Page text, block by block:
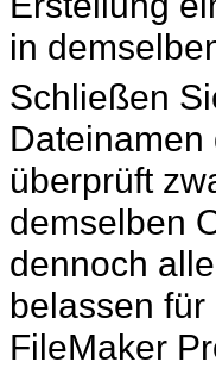
in
Schließen
Dateinamen
überprüft
demselben
dennoch
belassen
FileMaker